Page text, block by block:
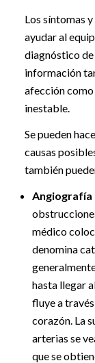
Los síntomas
ayudar al
diagnóstico
información
afección
inestable.
Se pueden
causas
también
Angiografía
médico
denomina
hasta llegar
fluye a
corazón. La
arterias se
que se